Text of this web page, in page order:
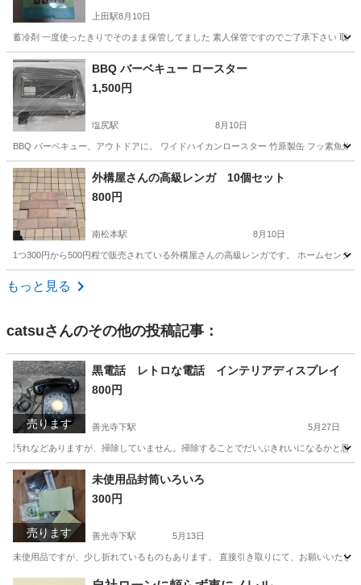
上田駅8月10日
蓄冷剤 一度使ったきりでそのまま保管してました 素人保管ですのでご了承下さい 取
長野 上田市 その他
BBQ バーベキュー ロースター
1,500円
塩尻駅 8月10日
BBQ バーベキュー、アウトドアに。 ワイドハイカンロースター 竹原製缶 フッ素魚
長野 塩尻市 塩尻駅 調理器具
外構屋さんの高級レンガ 10個セット
800円
南松本駅 8月10日
1つ300円から500円程で販売されている外構屋さんの高級レンガです。 ホームセンタ
長野 松本市
もっと見る
catsuさんのその他の投稿記事：
売ります
黒電話 レトロな電話 インテリアディスプレイ
800円
善光寺下駅 5月27日
汚れなどありますが、掃除していません。掃除することでだいぶきれいになるかと思
長野 長野市 善光寺下駅 テレビゲーム
売ります
未使用品封筒いろいろ
300円
善光寺下駅 5月13日
未使用品ですが、少し折れているものもあります。 直接引き取りにて、お願いいたし
善光寺下駅 その他